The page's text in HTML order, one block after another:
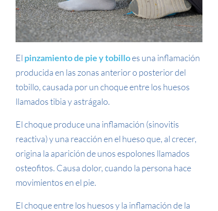
El pinzamiento de pie y tobilloes una inflamación
producida en las zonas anterior o posterior del
tobillo, causada por un choque entre los huesos
llamados tibia y astrágalo.
El choque produce una inflamación (sinovitis
reactiva) y una reacción en el hueso que, al crecer,
origina la aparición de unos espolones llamados
osteofitos. Causa dolor, cuando la persona hace
movimientos en el pie.
El choque entre los huesos y la inflamación de la